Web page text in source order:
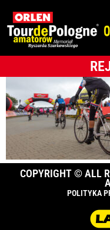
COPYRIGHT © ALL
POLITYKA